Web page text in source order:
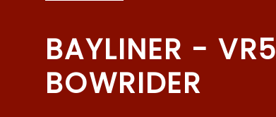
BAYLINER - VR5
BOWRIDER